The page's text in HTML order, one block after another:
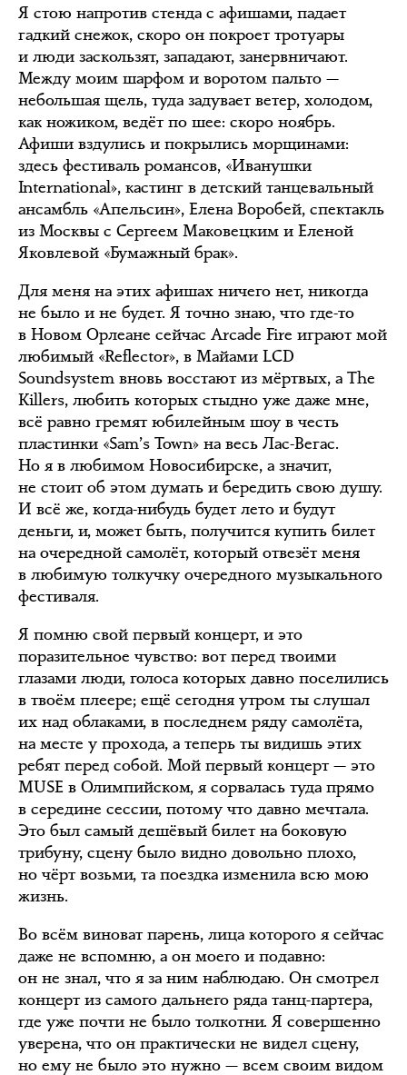
Я стою напротив стенда с афишами, падает
гадкий снежок, скоро он покроет тротуары
и люди заскользят, западают, занервничают.
Между моим шарфом и воротом пальто —
небольшая щель, туда задувает ветер, холодом,
как ножиком, ведёт по шее: скоро ноябрь.
Афиши вздулись и покрылись морщинами:
здесь фестиваль романсов, «Иванушки
International», кастинг в детский танцевальный
ансамбль «Апельсин», Елена Воробей, спектакль
из Москвы с Сергеем Маковецким и Еленой
Яковлевой «Бумажный брак».
Для меня на этих афишах ничего нет, никогда
не было и не будет. Я точно знаю, что где-то
в Новом Орлеане сейчас Arcade Fire играют мой
любимый «Reflector», в Майами LCD
Soundsystem вновь восстают из мёртвых, а The
Killers, любить которых стыдно уже даже мне,
всё равно гремят юбилейным шоу в честь
пластинки «Sam’s Town» на весь Лас-Вегас.
Но я в любимом Новосибирске, а значит,
не стоит об этом думать и бередить свою душу.
И всё же, когда-нибудь будет лето и будут
деньги, и, может быть, получится купить билет
на очередной самолёт, который отвезёт меня
в любимую толкучку очередного музыкального
фестиваля.
Я помню свой первый концерт, и это
поразительное чувство: вот перед твоими
глазами люди, голоса которых давно поселились
в твоём плеере; ещё сегодня утром ты слушал
их над облаками, в последнем ряду самолёта,
на месте у прохода, а теперь ты видишь этих
ребят перед собой. Мой первый концерт — это
MUSE в Олимпийском, я сорвалась туда прямо
в середине сессии, потому что давно мечтала.
Это был самый дешёвый билет на боковую
трибуну, сцену было видно довольно плохо,
но чёрт возьми, та поездка изменила всю мою
жизнь.
Во всём виноват парень, лица которого я сейчас
даже не вспомню, а он моего и подавно:
он не знал, что я за ним наблюдаю. Он смотрел
концерт из самого дальнего ряда танц-партера,
где уже почти не было толкотни. Я совершенно
уверена, что он практически не видел сцену,
но ему не было это нужно — всем своим видом